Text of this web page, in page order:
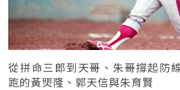
從拼命三郎到天哥、朱哥撐起防
跑的黃煚隆、郭天信與朱育賢